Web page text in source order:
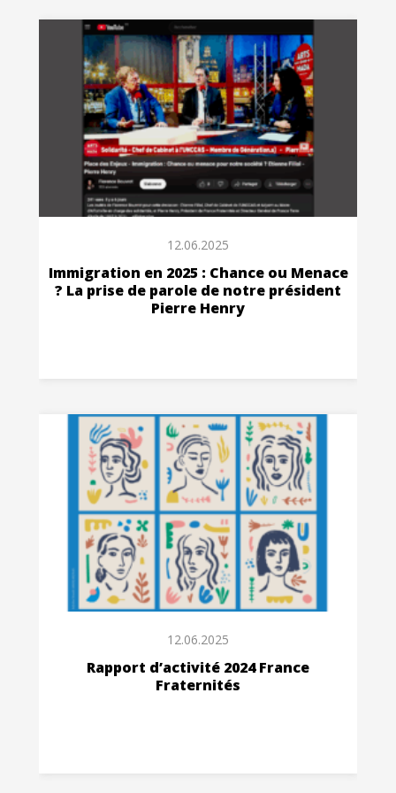
12.06.2025
Immigration en 2025 : Chance ou Menace
? La prise de parole de notre président
Pierre Henry
12.06.2025
Rapport d’activité 2024 France
Fraternités